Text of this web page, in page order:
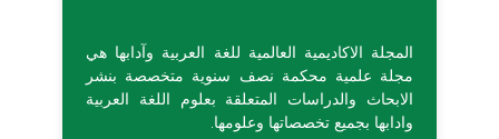
المجلة الاكاديمية العالمية للغة العربية وآدابها هي
مجلة علمية محكمة نصف سنوية متخصصة بنشر
الابحاث والدراسات المتعلقة بعلوم اللغة العربية
وادابها بجميع تخصصاتها وعلومها.